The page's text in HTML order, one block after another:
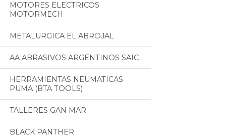
MOTORES ELECTRICOS
MOTORMECH
METALURGICA EL ABROJAL
AA ABRASIVOS ARGENTINOS SAIC
HERRAMIENTAS NEUMATICAS
PUMA (BTA TOOLS)
TALLERES GAN MAR
BLACK PANTHER